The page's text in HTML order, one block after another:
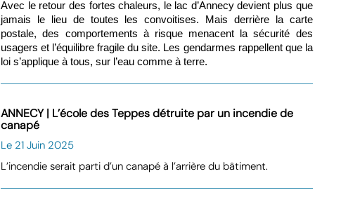
Avec le retour des fortes chaleurs, le lac d’Annecy devient plus que
jamais le lieu de toutes les convoitises. Mais derrière la carte
postale, des comportements à risque menacent la sécurité des
usagers et l’équilibre fragile du site. Les gendarmes rappellent que la
loi s’applique à tous, sur l’eau comme à terre.
ANNECY | L’école des Teppes détruite par un incendie de
canapé
Le 21 Juin 2025
L’incendie serait parti d’un canapé à l’arrière du bâtiment.